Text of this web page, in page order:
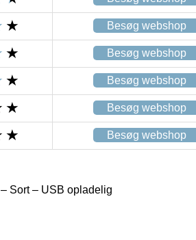
Besøg webshop
Besøg webshop
Besøg webshop
Besøg webshop
Besøg webshop
Sort – USB opladelig